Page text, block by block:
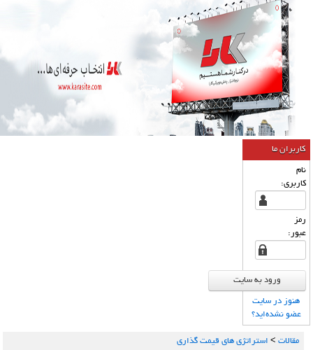
کاربران ما
نام
كاربری:
رمز
عبور:
هنوز در سایت
عضو نشده‌اید؟
مقالات > استراتژی های قیمت گذاری